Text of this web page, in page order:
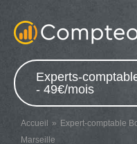
Experts-
- 49€/mois
Accueil Expert-comptable
Marseille